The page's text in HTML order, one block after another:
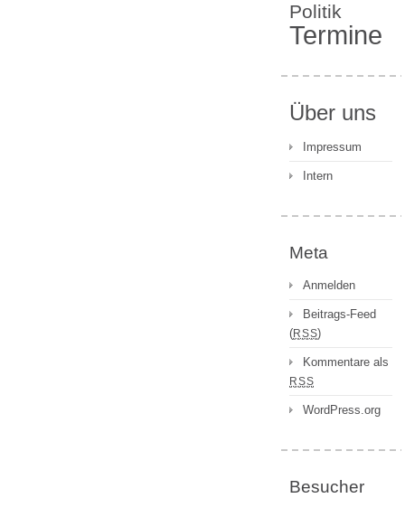
Politik
Termine
Über uns
Impressum
Intern
Meta
Anmelden
Beitrags-Feed
(RSS)
Kommentare als
RSS
WordPress.org
Besucher